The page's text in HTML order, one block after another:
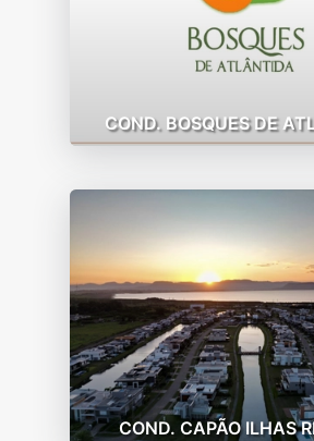
COND. BOSQUES DE
COND. CAPÃO ILHAS